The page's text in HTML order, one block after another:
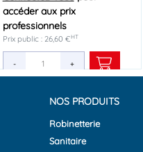
accéder aux prix
professionnels
Prix public : 26,60 €HT
- +
accéder aux prix
professionnels
Prix public : 11,98 €HT
- +
accéder aux prix
professionnels
Prix public : 2,25 €HT
- +
NOS PRODUITS
Robinetterie
Sanitaire